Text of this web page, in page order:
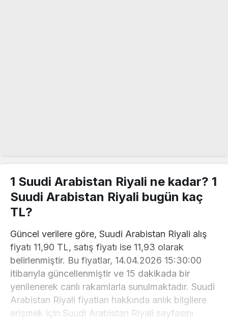
1 Suudi Arabistan Riyali ne kadar? 1
Suudi Arabistan Riyali bugün kaç
TL?
Güncel verilere göre, Suudi Arabistan Riyali alış
fiyatı 11,90 TL, satış fiyatı ise 11,93 olarak
belirlenmiştir. Bu fiyatlar, 14.04.2026 15:30:00
itibarıyla güncellenmiştir ve 15 dakikada bir
yenilenerek canlı rakamlarla sunulmaktadır. Suudi
Arabistan Riyali fiyatları hakkında anlık bilgilere
erişmek için Suudi Arabistan Riyali sayfasını